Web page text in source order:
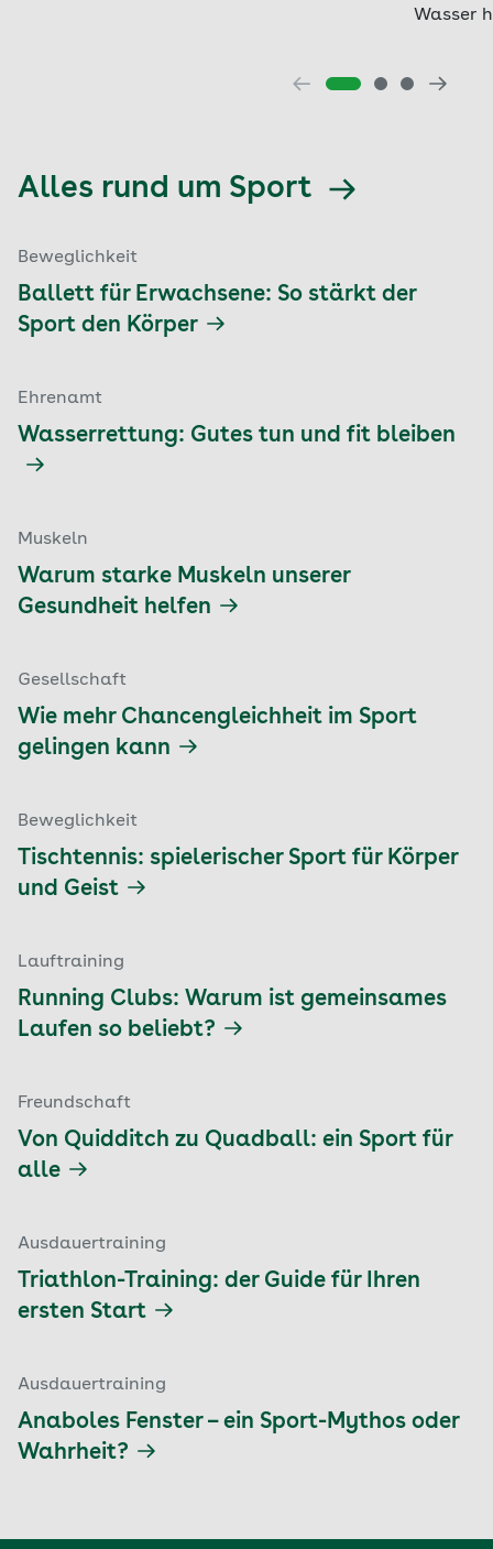
Wasser
Alles rund um Sport
Beweglichkeit
Ballett für Erwachsene: So stärkt der
Sport den Körper
Ehrenamt
Wasserrettung: Gutes tun und fit bleiben
Muskeln
Warum starke Muskeln unserer
Gesundheit helfen
Gesellschaft
Wie mehr Chancengleichheit im Sport
gelingen kann
Beweglichkeit
Tischtennis: spielerischer Sport für Körper
und Geist
Lauftraining
Running Clubs: Warum ist gemeinsames
Laufen so beliebt?
Freundschaft
Von Quidditch zu Quadball: ein Sport für
alle
Ausdauertraining
Triathlon-Training: der Guide für Ihren
ersten Start
Ausdauertraining
Anaboles Fenster – ein Sport-Mythos oder
Wahrheit?